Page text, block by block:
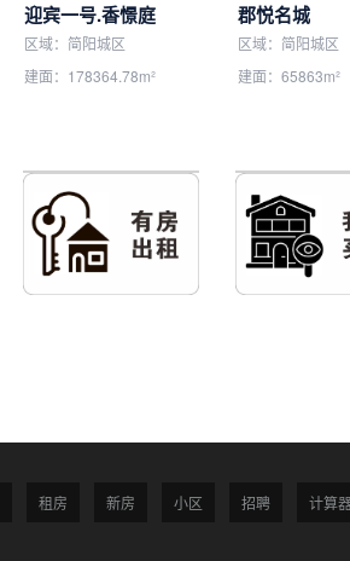
迎宾一号.香憬庭
区域：简阳城区
建面：178364.78m²
郡悦名城
区域：简阳城区
建面：65863m²
租房 新房 小区 招聘 计算